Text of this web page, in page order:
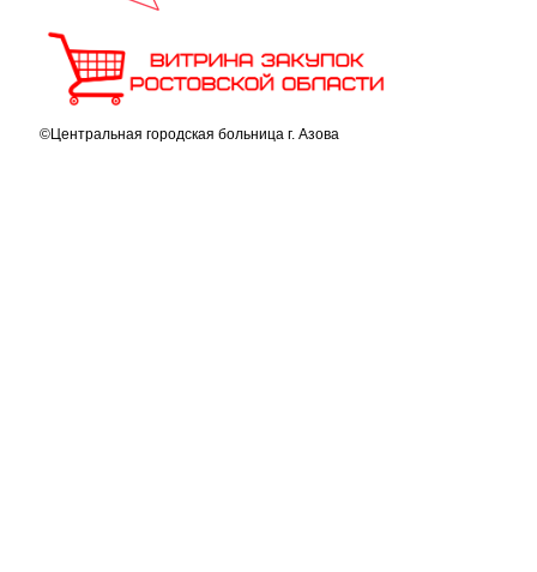
©Центральная городская больница г. Азова